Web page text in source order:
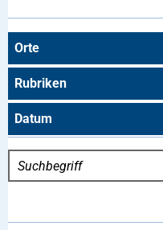
Orte
Rubriken
Datum